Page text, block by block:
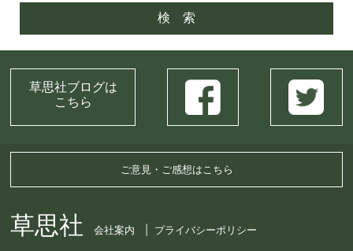
草思社ブログは
こちら
ご意見・ご感想はこちら
草思社 会社案内 プライバシーポリシー